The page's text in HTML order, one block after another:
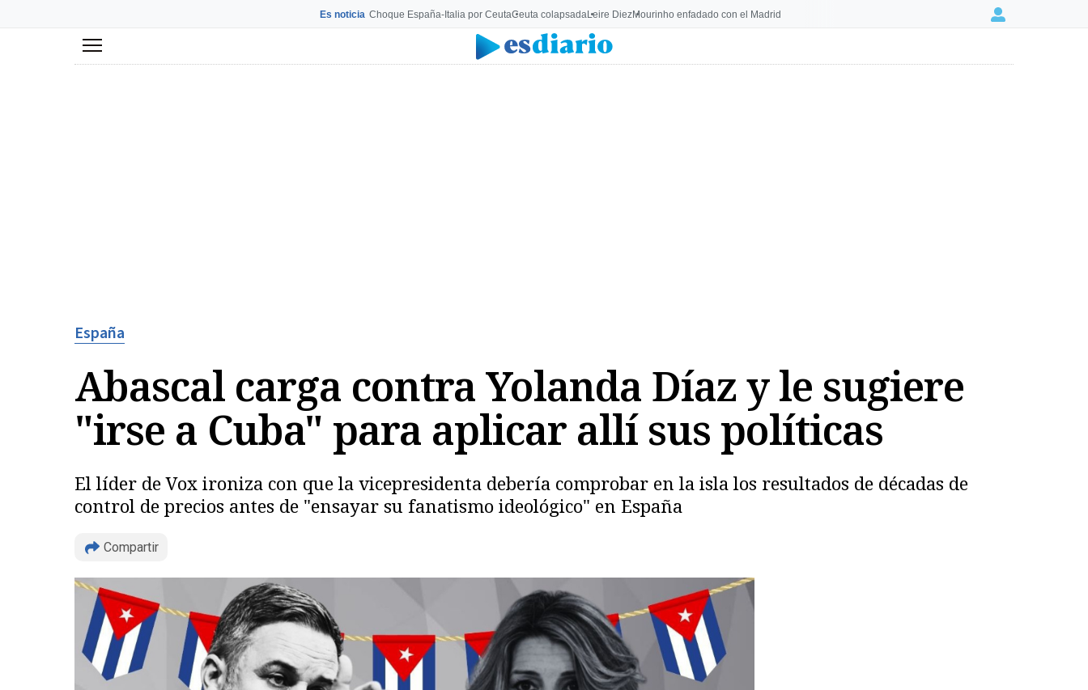
Es noticia Choque España-Italia por CeutaCeuta colapsadaLeire DiezMourinho enfadado con el Madrid Login
Menú
España
Abascal carga contra Yolanda Díaz y le sugiere
"irse a Cuba" para aplicar allí sus políticas
El líder de Vox ironiza con que la vicepresidenta debería comprobar en la isla los resultados de décadas de
control de precios antes de "ensayar su fanatismo ideológico" en España
Compartir
Copiar